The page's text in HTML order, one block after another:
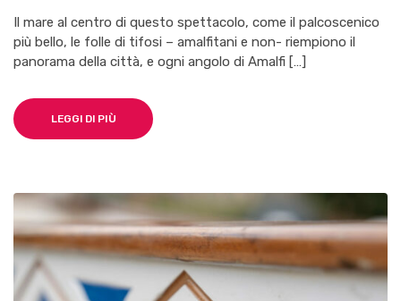
ANNI:
AMALFI
ACCOGLIE
DELLE
REPUBBLICHE
Il mare al centro di questo spettacolo, come il palcoscenico
più bello, le folle di tifosi – amalfitani e non- riempiono il
panorama della città, e ogni angolo di Amalfi […]
LEGGI DI PIÙ